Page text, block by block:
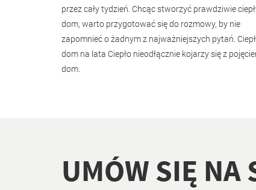
przez cały tydzień. Chcąc stworzyć prawdziwie
dom, warto przygotować się do rozmowy, by nie
zapomnieć o żadnym z najważniejszych pytań.
dom na lata Ciepło nieodłącznie kojarzy się z
dom.
UMÓW SIĘ NA